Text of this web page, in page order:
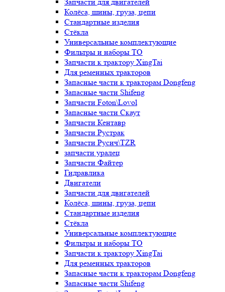
Колёса, шины, груза, цепи
Стандартные изделия
Стёкла
Универсальные комплектующие
Фильтры и наборы ТО
Запчасти к трактору XingTai
Для ременных тракторов
Запасные части к тракторам Dongfeng
Запасные части Shifeng
Запчасти Foton\Lovol
Запасные части Скаут
Запчасти Кентавр
Запчасти Рустрак
Запчасти Русич\TZR
запчасти уралец
Запчасти Файтер
Гидравлика
Двигатели
Запчасти для двигателей
Колёса, шины, груза, цепи
Стандартные изделия
Стёкла
Универсальные комплектующие
Фильтры и наборы ТО
Запчасти к трактору XingTai
Для ременных тракторов
Запасные части к тракторам Dongfeng
Запасные части Shifeng